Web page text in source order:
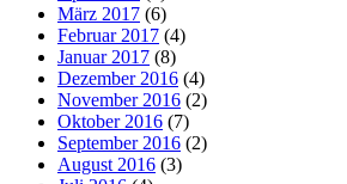
März 2017 (6)
Februar 2017 (4)
Januar 2017 (8)
Dezember 2016 (4)
November 2016 (2)
Oktober 2016 (7)
September 2016 (2)
August 2016 (3)